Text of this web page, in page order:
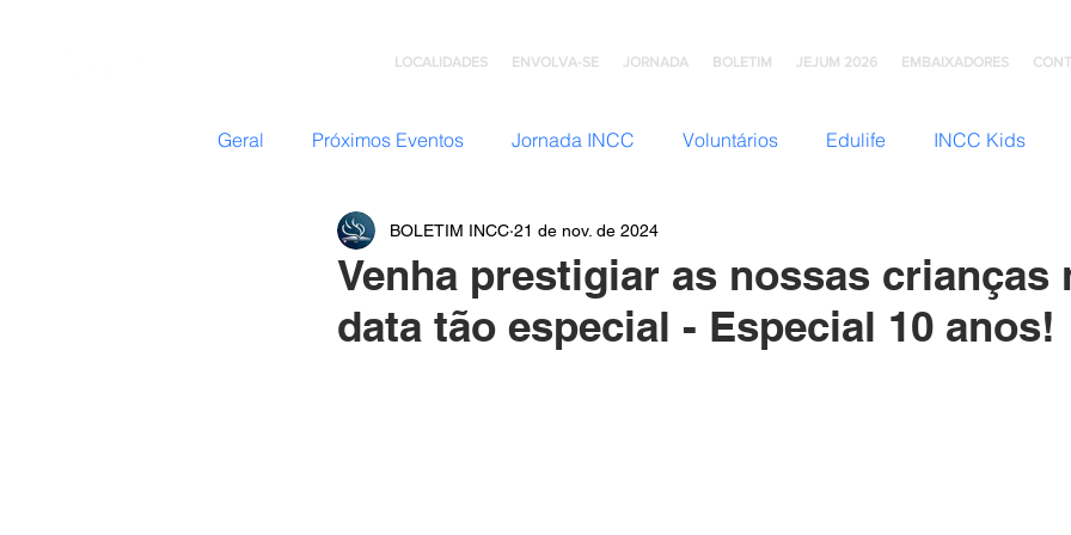
LOCALIDADES ENVOLVA-SE JORNADA BOLETIM JEJUM 2026 EMBAIXADORES
Geral Próximos Eventos Jornada INCC Voluntários Edulife INCC Kids
Nazateen (Adolescentes) JNI (Jovens)
GC: Grupo de Comunhão Testemunhos Grupo Ana Brasil
Venha prestigiar as nossas crianças
data tão especial - Especial 10 anos!
BOLETIM INCC 21 de nov. de 2024